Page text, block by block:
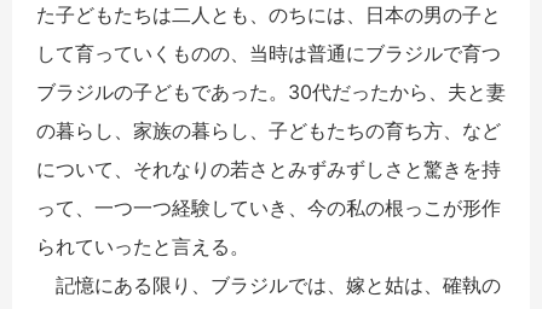
た子どもたちは二人とも、のちには、日本の男の子と
して育っていくものの、当時は普通にブラジルで育つ
ブラジルの子どもであった。30代だったから、夫と妻
の暮らし、家族の暮らし、子どもたちの育ち方、など
について、それなりの若さとみずみずしさと驚きを持
って、一つ一つ経験していき、今の私の根っこが形作
られていったと言える。
記憶にある限り、ブラジルでは、嫁と姑は、確執の